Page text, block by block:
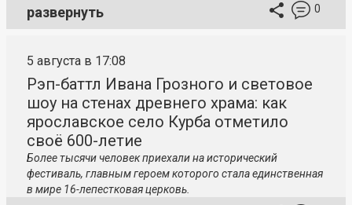
развернуть 0
5 августа в 17:08
Рэп-баттл Ивана Грозного и световое
шоу на стенах древнего храма: как
ярославское село Курба отметило
своё 600-летие
Более тысячи человек приехали на исторический
фестиваль, главным героем которого стала единственная
в мире 16-лепестковая церковь.